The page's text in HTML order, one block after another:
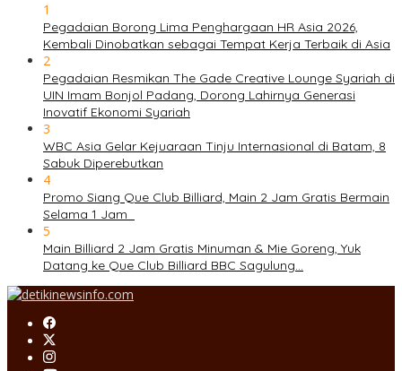
1
Pegadaian Borong Lima Penghargaan HR Asia 2026,
Kembali Dinobatkan sebagai Tempat Kerja Terbaik di Asia
2
Pegadaian Resmikan The Gade Creative Lounge Syariah di
UIN Imam Bonjol Padang, Dorong Lahirnya Generasi
Inovatif Ekonomi Syariah
3
WBC Asia Gelar Kejuaraan Tinju Internasional di Batam, 8
Sabuk Diperebutkan
4
Promo Siang Que Club Billiard, Main 2 Jam Gratis Bermain
Selama 1 Jam
5
Main Billiard 2 Jam Gratis Minuman & Mie Goreng, Yuk
Datang ke Que Club Billiard BBC Sagulung…